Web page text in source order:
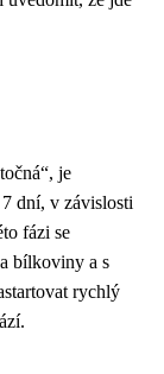
je
dní, v závislosti
fázi se
bílkoviny a s
rychlý